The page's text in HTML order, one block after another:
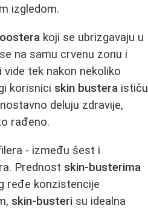
izgledom.
koji se ubrizgavaju u
na samu crvenu zonu i
tek nakon nekoliko
korisnici skin bustera ističu
deluju zdravije,
rađeno.
- između šest i
Prednost skin-busterima
ređe konzistencije
skin-busteri su idealna